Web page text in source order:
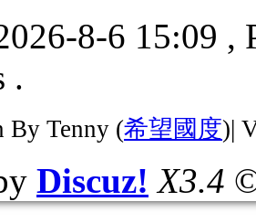
8-6 15:09 ,
.
By Tenny (希望國度)|
Discuz! X3.4